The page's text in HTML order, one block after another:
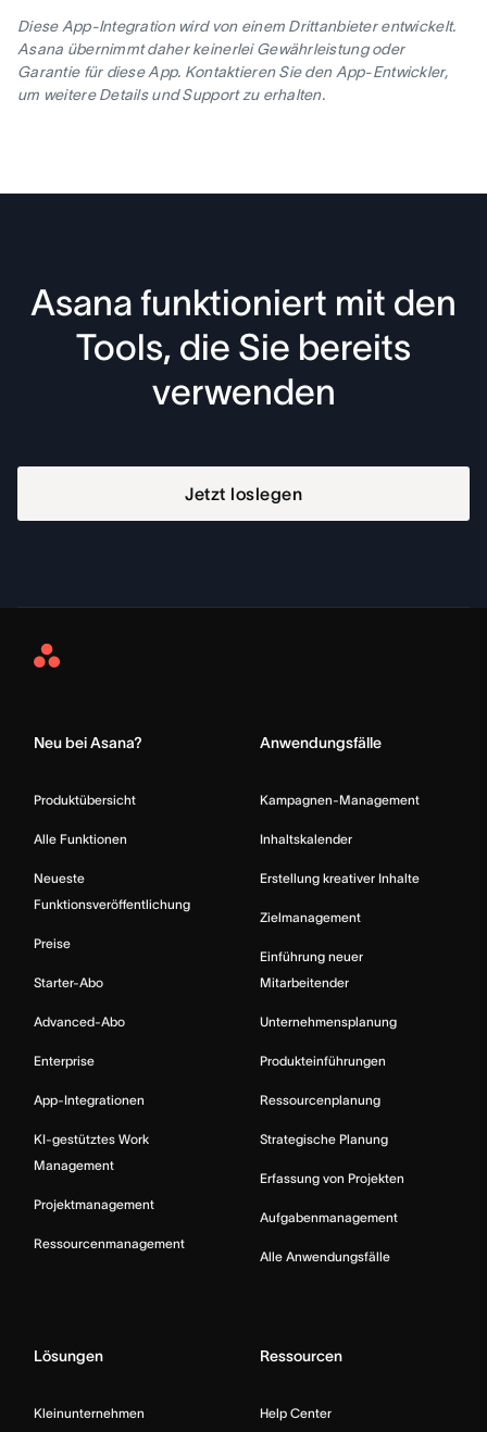
Diese App-Integration wird von einem Drittanbieter entwickelt.
Asana übernimmt daher keinerlei Gewährleistung oder
Garantie für diese App. Kontaktieren Sie den App-Entwickler,
um weitere Details und Support zu erhalten.
Asana funktioniert mit den
Tools, die Sie bereits
verwenden
Jetzt loslegen
Asana
Neu bei Asana?
Produktübersicht
Alle Funktionen
Neueste
Funktionsveröffentlichung
Preise
Starter-Abo
Advanced-Abo
Enterprise
App-Integrationen
KI-gestütztes Work
Management
Projektmanagement
Ressourcenmanagement
Anwendungsfälle
Kampagnen-Management
Inhaltskalender
Erstellung kreativer Inhalte
Zielmanagement
Einführung neuer
Mitarbeitender
Unternehmensplanung
Produkteinführungen
Ressourcenplanung
Strategische Planung
Erfassung von Projekten
Aufgabenmanagement
Alle Anwendungsfälle
Lösungen
Kleinunternehmen
Ressourcen
Help Center